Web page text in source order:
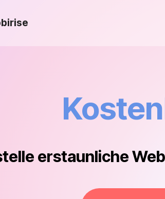
erstaunliche